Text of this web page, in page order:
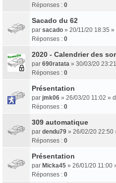
Réponses : 0
Sacado du 62
par sacado » 20/11/20 18:35 »
Réponses : 0
2020 - Calendrier des
par 690ratata » 30/03/20
Réponses : 0
Présentation
par jmk06 » 26/03/20 11:02 »
Réponses : 0
309 automatique
par dendu79 » 26/02/20 22:50
Réponses : 0
Présentation
par Micka45 » 26/01/20 11:00
Réponses : 0